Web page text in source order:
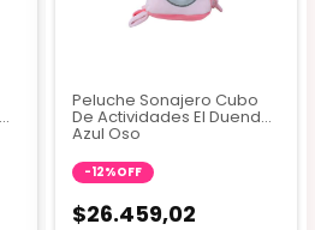
Peluche Sonajero Cubo
De Actividades El Duende
Azul Oso
-12%OFF
$26.459,02